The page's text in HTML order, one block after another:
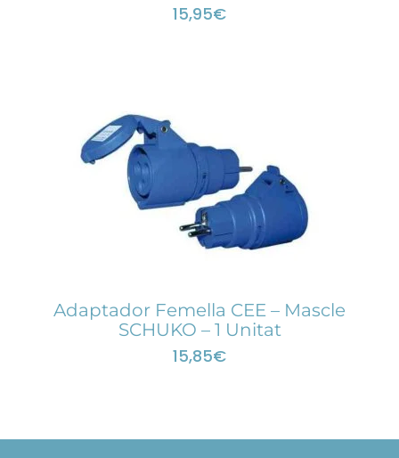
15,95€
Adaptador Femella CEE – Mascle
SCHUKO – 1 Unitat
15,85€